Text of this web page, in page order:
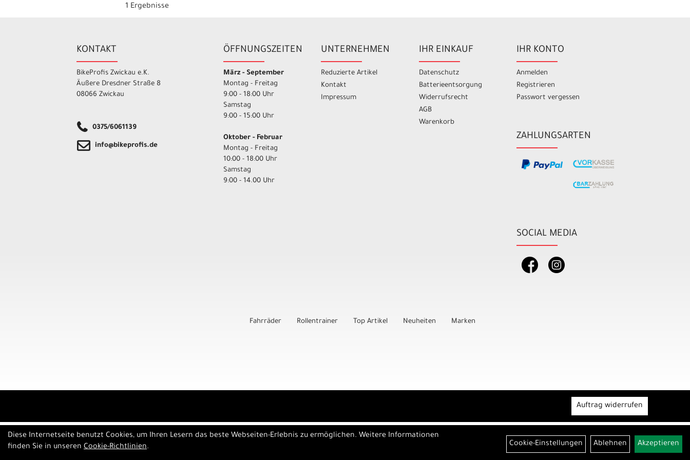
1 Ergebnisse
KONTAKT
BikeProfis Zwickau e.K.
Äußere Dresdner Straße 8
08066 Zwickau
0375/6061139
info@bikeprofis.de
ÖFFNUNGSZEITEN
März - September
Montag - Freitag
9:00 - 18:00 Uhr
Samstag
9:00 - 15:00 Uhr
Oktober - Februar
Montag - Freitag
10:00 - 18:00 Uhr
Samstag
9:00 - 14.00 Uhr
UNTERNEHMEN
Reduzierte Artikel
Kontakt
Impressum
IHR EINKAUF
Datenschutz
Batterieentsorgung
Widerrufsrecht
AGB
Warenkorb
IHR KONTO
Anmelden
Registrieren
Passwort vergessen
ZAHLUNGSARTEN
SOCIAL MEDIA
Fahrräder Rollentrainer Top Artikel Neuheiten Marken
Diese Internetseite benutzt Cookies, um Ihren Lesern das beste Webseiten-Erlebnis zu ermöglichen. Weitere Informationen
finden Sie in unseren Cookie-Richtlinien. Cookie-Einstellungen Ablehnen Akzeptieren
Auftrag widerrufen